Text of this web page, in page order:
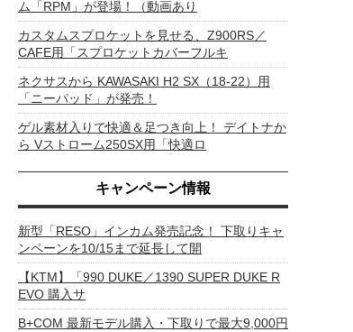
ム「RPM」が登場！（動画あり
カスタムスプロケットを見せる、Z900RS／
CAFE用「スプロケットカバーフルキ
ネクサスから KAWASAKI H2 SX（18-22）用
「ニーパッド」が発売！
ゲル素材入りで快適＆足つき向上！ デイトナか
ら Vストローム250SX用「快適ロ
キャンペーン情報
新型「RESO」インカム発売記念！ 下取りキャ
ンペーンを10/15まで延長して開
【KTM】「990 DUKE／1390 SUPER DUKE R
EVO 購入サ
B+COM 最新モデル購入・下取りで最大9,000円